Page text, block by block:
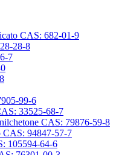
CAS: 682-01-9
28-8
7
99-6
33525-68-7
CAS: 79876-59-8
CAS: 94847-57-7
105594-64-6